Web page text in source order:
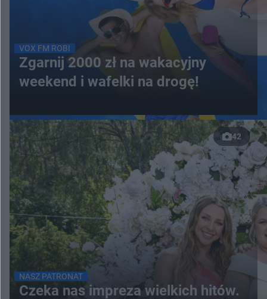
VOX FM ROBI
Zgarnij 2000 zł na wakacyjny
weekend i wafelki na drogę!
42
NASZ PATRONAT
Czeka nas impreza wielkich hitów.